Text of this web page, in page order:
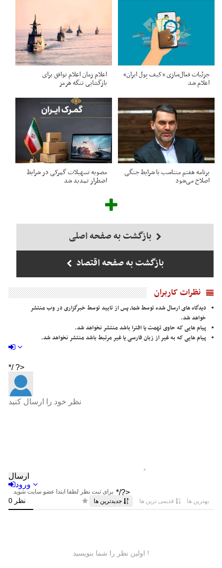
جزئیات فعال‌سازی «کیف پول ایران»
اعلام شد
اعلام زمان اعلام توافق برای
بازگشایی تنگه هرمز
برنامه هفتم متناسب با شرایط جنگی
اصلاح می‌شود
مصوبه تسهیلات گمرکی در شرایط
اضطرار تمدید شد
بازگشت به صفحه اصلی
بازگشت به صفحه اقتصاد
نظرات کاربران
دیدگاه های ارسال شده توسط شما، پس از تایید توسط خبرگزاری در وب منتشر
خواهد شد.
پیام هایی که حاوی تهمت یا افترا باشد منتشر نخواهد شد.
پیام هایی که به غیر از زبان فارسی یا غیر مرتبط باشد منتشر نخواهد شد.